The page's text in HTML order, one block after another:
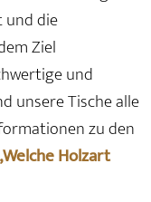
und die
Ziel
und
unsere Tische alle
zu den
Holzart